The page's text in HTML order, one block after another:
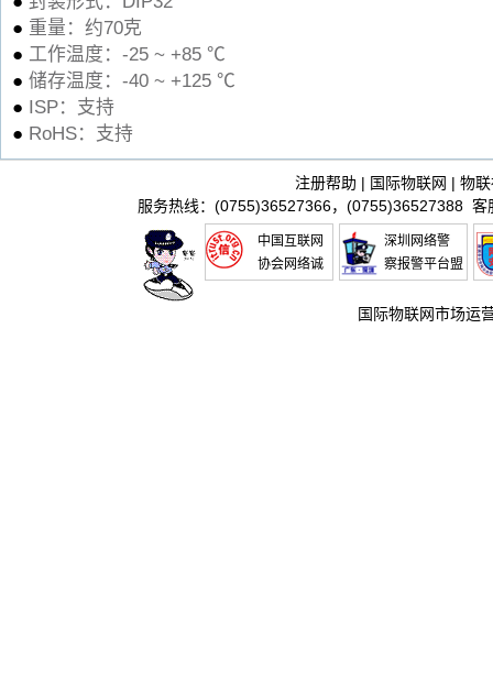
● 重量：约70克
● 工作温度：-25 ~ +85 ℃
● 储存温度：-40 ~ +125 ℃
● ISP：支持
● RoHS：支持
注册帮助 | 国际物联网 | 物
服务热线：(0755)36527366，(0755)36527388 客
中国互联网
协会网络诚
深圳网络警
察报警平台盟
国际物联网市场运